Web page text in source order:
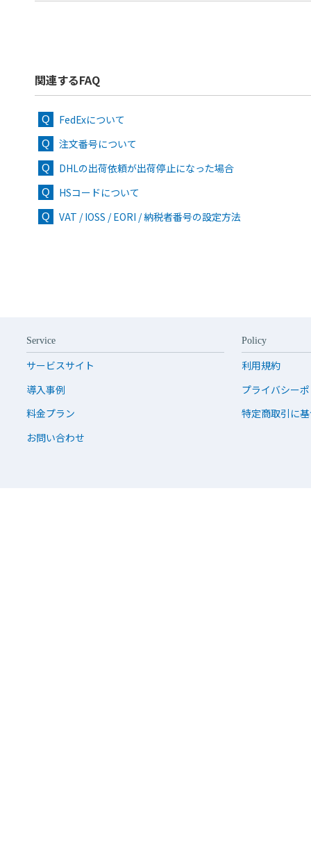
関連するFAQ
FedExについて
注文番号について
DHLの出荷依頼が出荷停止になった場合
HSコードについて
VAT / IOSS / EORI / 納税者番号の設定方法
Service
サービスサイト
導入事例
料金プラン
お問い合わせ
Policy
利用規約
プライバシー
特定商取引に